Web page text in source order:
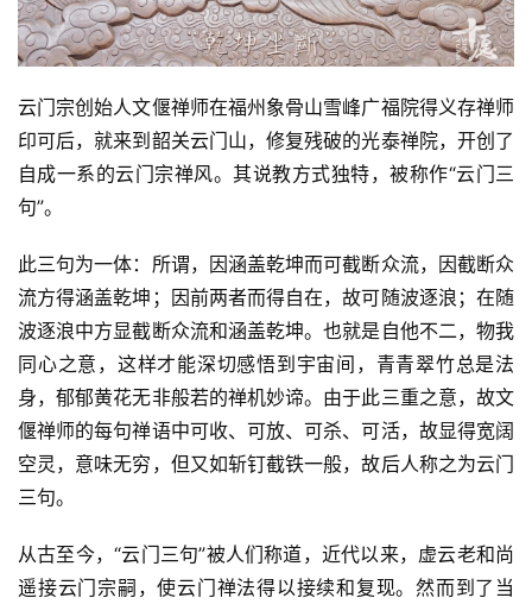
云门宗创始人文偃禅师在福州象骨山雪峰广福院得义存禅师
印可后，就来到韶关云门山，修复残破的光泰禅院，开创了
自成一系的云门宗禅风。其说教方式独特，被称作“云门三
句”。
此三句为一体：所谓，因涵盖乾坤而可截断众流，因截断众
流方得涵盖乾坤；因前两者而得自在，故可随波逐浪；在随
波逐浪中方显截断众流和涵盖乾坤。也就是自他不二，物我
同心之意，这样才能深切感悟到宇宙间，青青翠竹总是法
身，郁郁黄花无非般若的禅机妙谛。由于此三重之意，故文
偃禅师的每句禅语中可收、可放、可杀、可活，故显得宽阔
空灵，意味无穷，但又如斩钉截铁一般，故后人称之为云门
三句。
从古至今，“云门三句”被人们称道，近代以来，虚云老和尚
遥接云门宗嗣，使云门禅法得以接续和复现。然而到了当